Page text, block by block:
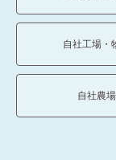
自社工場・
自社農場